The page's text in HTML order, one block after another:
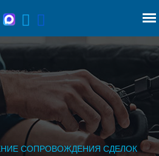
СОПРОВОЖДЕНИЯ СДЕЛОК